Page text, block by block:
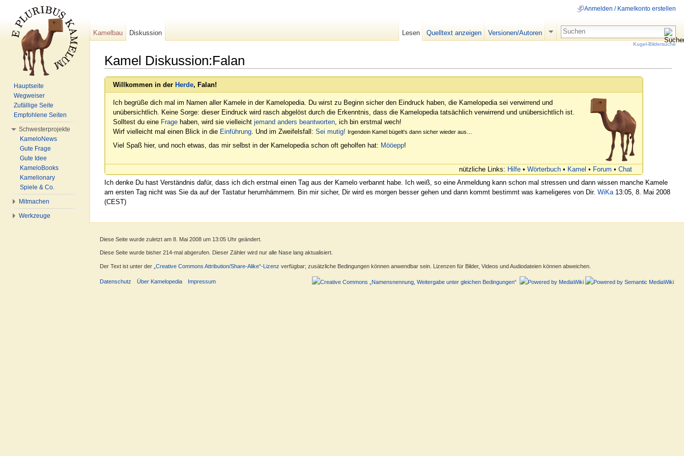
Kamel Diskussion:Falan
Willkommen in der Herde, Falan!
Ich begrüße dich mal im Namen aller Kamele in der Kamelopedia. Du wirst zu Beginn sicher den Eindruck haben, die Kamelopedia sei verwirrend und
unübersichtlich. Keine Sorge: dieser Eindruck wird rasch abgelöst durch die Erkenntnis, dass die Kamelopedia tatsächlich verwirrend und unübersichtlich ist.
Solltest du eine Frage haben, wird sie vielleicht jemand anders beantworten, ich bin erstmal wech!
Wirf vielleicht mal einen Blick in die Einführung. Und im Zweifelsfall: Sei mutig! Irgendein Kamel bügelt's dann sicher wieder aus…
Viel Spaß hier, und noch etwas, das mir selbst in der Kamelopedia schon oft geholfen hat: Mööepp!
nützliche Links: Hilfe • Wörterbuch • Kamel • Forum • Chat
Ich denke Du hast Verständnis dafür, dass ich dich erstmal einen Tag aus der Kamelo verbannt habe. Ich weiß, so eine Anmeldung kann schon mal stressen und dann wissen manche Kamele
am ersten Tag nicht was Sie da auf der Tastatur herumhämmern. Bin mir sicher, Dir wird es morgen besser gehen und dann kommt bestimmt was kameligeres von Dir. WiKa13:05, 8. Mai 2008
(CEST)
Anmelden / Kamelkonto erstellen
Kamelbau Diskussion Lesen Quelltext anzeigen Versionen/Autoren
Kugel-Bildersuche
Hauptseite
Wegweiser
Zufällige Seite
Empfohlene Seiten
Schwesterprojekte
KameloNews
Gute Frage
Gute Idee
KameloBooks
Kamelionary
Spiele & Co.
Mitmachen
Werkzeuge
Diese Seite wurde zuletzt am 8. Mai 2008 um 13:05 Uhr geändert.
Diese Seite wurde bisher 214-mal abgerufen. Dieser Zähler wird nur alle Nase lang aktualisiert.
Der Text ist unter der „Creative Commons Attribution/Share-Alike“-Lizenz verfügbar; zusätzliche Bedingungen können anwendbar sein. Lizenzen für Bilder, Videos und Audiodateien können abweichen.
Datenschutz Über Kamelopedia Impressum